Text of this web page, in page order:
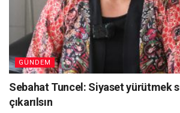
GÜNDEM
Sebahat Tuncel: Siyaset yürütmek
çıkarılsın